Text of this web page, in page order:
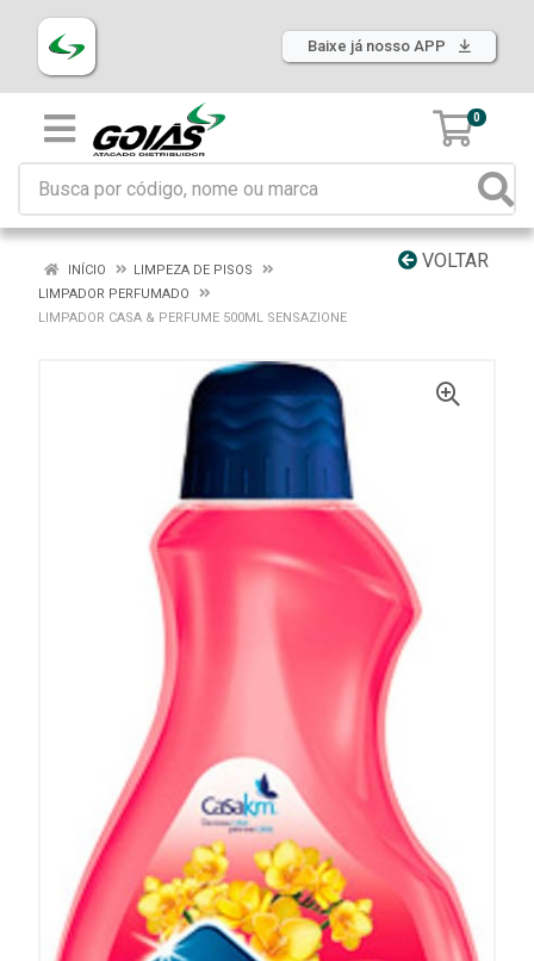
Baixe já nosso APP
0
VOLTAR
INÍCIO
LIMPEZA DE PISOS
LIMPADOR PERFUMADO
LIMPADOR CASA & PERFUME 500ML SENSAZIONE